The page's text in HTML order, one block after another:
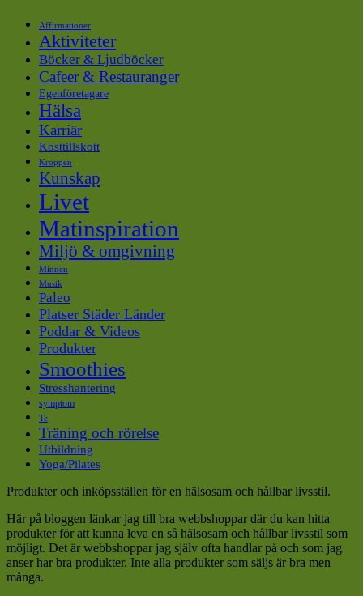
Affirmationer
Aktiviteter
Böcker & Ljudböcker
Cafeer & Restauranger
Egenföretagare
Hälsa
Karriär
Kosttillskott
Kroppen
Kunskap
Livet
Matinspiration
Miljö & omgivning
Minnen
Musik
Paleo
Platser Städer Länder
Poddar & Videos
Produkter
Smoothies
Stresshantering
symptom
Te
Träning och rörelse
Utbildning
Yoga/Pilates
Produkter och inköpsställen för en hälsosam och hållbar livsstil.
Här på bloggen länkar jag till bra webbshoppar där du kan hitta
produkter för att kunna leva en så hälsosam och hållbar livsstil som
möjligt. Det är webbshoppar jag själv ofta handlar på och som jag
anser har bra produkter. Inte alla produkter som säljs är bra men
många.